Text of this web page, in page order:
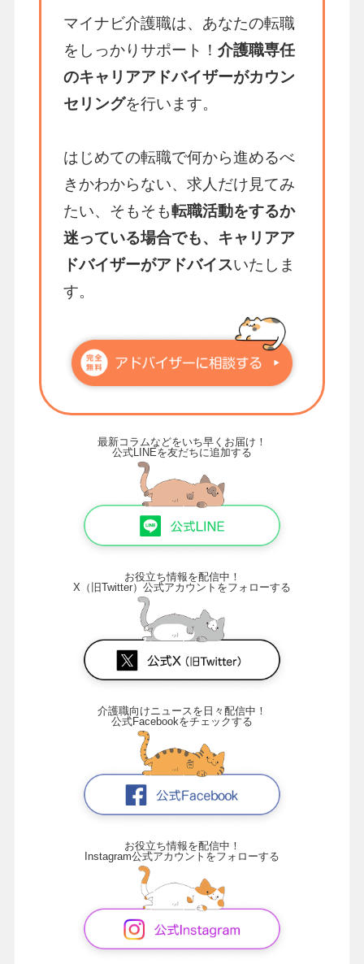
マイナビ介護職は、あなたの転職
をしっかりサポート！ 介護職専任
のキャリアアドバイザーがカウン
セリングを行います。
はじめての転職で何から進めるべ
きかわからない、求人だけ見てみ
たい、そもそも転職活動をするか
迷っている場合でも、キャリアア
ドバイザーがアドバイスいたしま
す。
最新コラムなどをいち早くお届け！
公式LINEを友だちに追加する
お役立ち情報を配信中！
X（旧Twitter）公式アカウントをフォローする
介護職向けニュースを日々配信中！
公式Facebookをチェックする
お役立ち情報を配信中！
Instagram公式アカウントをフォローする